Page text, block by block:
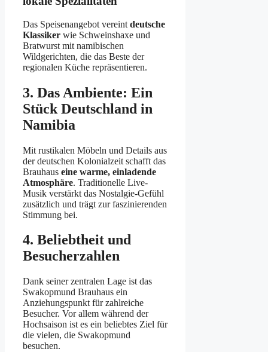
Das Speisenangebot vereint deutsche
Klassiker wie Schweinshaxe und
Bratwurst mit namibischen
Wildgerichten, die das Beste der
regionalen Küche repräsentieren.
3. Das Ambiente: Ein
Stück Deutschland in
Namibia
Mit rustikalen Möbeln und Details aus
der deutschen Kolonialzeit schafft das
Brauhaus eine warme, einladende
Atmosphäre. Traditionelle Live-
Musik verstärkt das Nostalgie-Gefühl
zusätzlich und trägt zur faszinierenden
Stimmung bei.
4. Beliebtheit und
Besucherzahlen
Dank seiner zentralen Lage ist das
Swakopmund Brauhaus ein
Anziehungspunkt für zahlreiche
Besucher. Vor allem während der
Hochsaison ist es ein beliebtes Ziel für
die vielen, die Swakopmund
besuchen.